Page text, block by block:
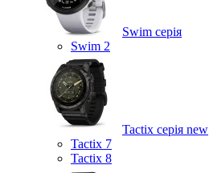
Swim серія
Swim 2
Tactix серія new
Tactix 7
Tactix 8